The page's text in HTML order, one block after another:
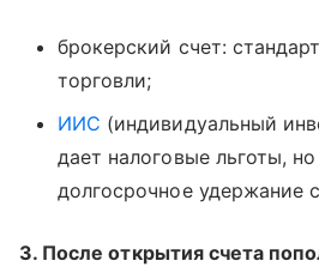
брокерский счет:
торговли;
ИИС (индивидуальный
дает налоговые льготы,
долгосрочное удержание
3. После открытия счета